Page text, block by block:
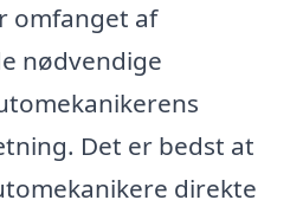
omfanget af
nødvendige
Det er bedst at
direkte